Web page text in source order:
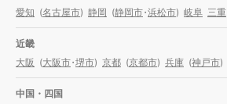
愛知 (名古屋市) 静岡 (静岡市・浜松市) 岐阜 三重
近畿
大阪 (大阪市・堺市) 京都 (京都市) 兵庫 (神戸市)
中国・四国